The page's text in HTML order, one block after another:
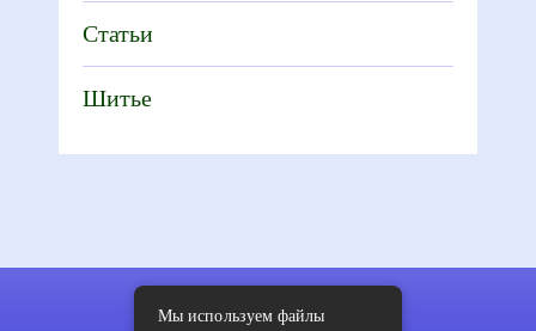
Статьи
Шитье
Мы используем файлы